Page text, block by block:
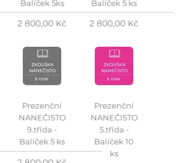
Balíček 5ks
Cena
2 800,00 Kč
Balíček 5 ks
Cena
2 800,00 Kč
Prezenční
NANEČISTO
9.třída -
Balíček 5 ks
Prezenční
NANEČISTO
5.třída -
Balíček 10
ks